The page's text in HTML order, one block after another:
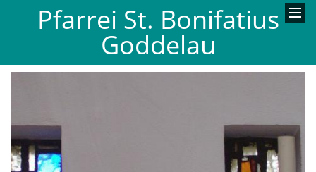
Pfarrei St. Bonifatius
Goddelau